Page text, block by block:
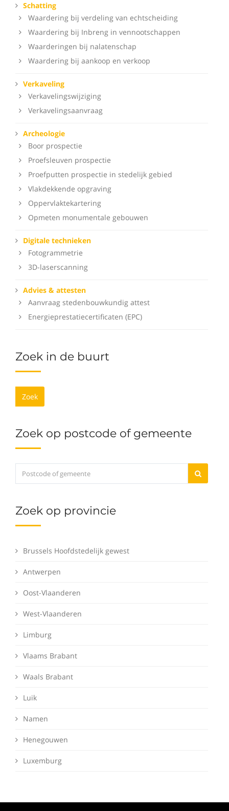
Schatting
Waardering bij verdeling van echtscheiding
Waardering bij Inbreng in vennootschappen
Waarderingen bij nalatenschap
Waardering bij aankoop en verkoop
Verkaveling
Verkavelingswijziging
Verkavelingsaanvraag
Archeologie
Boor prospectie
Proefsleuven prospectie
Proefputten prospectie in stedelijk gebied
Vlakdekkende opgraving
Oppervlaktekartering
Opmeten monumentale gebouwen
Digitale technieken
Fotogrammetrie
3D-laserscanning
Advies & attesten
Aanvraag stedenbouwkundig attest
Energieprestatiecertificaten (EPC)
Zoek in de buurt
Zoek
Zoek op postcode of gemeente
Zoek op provincie
Brussels Hoofdstedelijk gewest
Antwerpen
Oost-Vlaanderen
West-Vlaanderen
Limburg
Vlaams Brabant
Waals Brabant
Luik
Namen
Henegouwen
Luxemburg